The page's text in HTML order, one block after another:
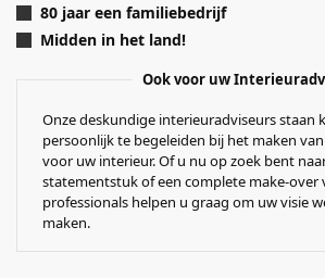
80 jaar een familiebedrijf
Midden in het land!
Ook voor uw
Onze deskundige interieuradviseurs staan
persoonlijk te begeleiden bij het maken
voor uw interieur. Of u nu op zoek bent
statementstuk of een complete make-over
professionals helpen u graag om uw visie
maken.